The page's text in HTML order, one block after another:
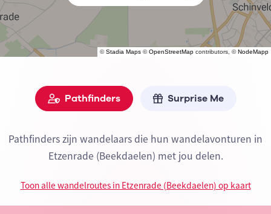
©Stadia Maps ©OpenStreetMap contributors, ©NodeMapp
Pathfinders Surprise Me
Pathfinders zijn wandelaars die hun wandelavonturen in
Etzenrade (Beekdaelen) met jou delen.
Toon alle wandelroutes in Etzenrade (Beekdaelen) op kaart